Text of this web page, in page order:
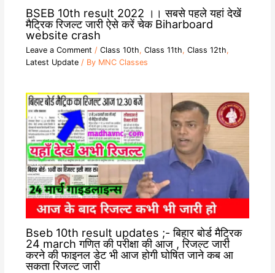
BSEB 10th result 2022 ।। सबसे पहले यहां देखें
मैट्रिक रिजल्ट जारी ऐसे करें चेक Biharboard
website crash
Leave a Comment / Class 10th, Class 11th, Class 12th,
Latest Update/ By MNC Classes
Bseb 10th result updates ;- बिहार बोर्ड मैट्रिक
24 march गणित की परीक्षा की आज , रिजल्ट जारी
करने की फाइनल डेट भी आज होगी घोषित जाने कब आ
सकता रिजल्ट जारी